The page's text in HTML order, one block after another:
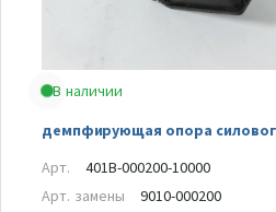
В наличии
демпфирующая опора
Арт.
401B-000200-10000
Арт. замены
9010-000200